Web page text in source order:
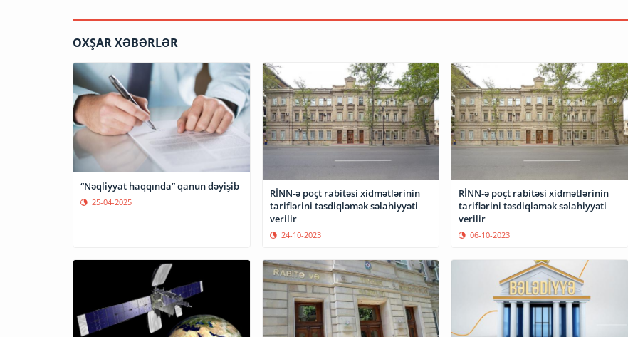
OXŞAR XƏBƏRLƏR
“Nəqliyyat haqqında” qanun dəyişib
25-04-2025
RİNN-ə poçt rabitəsi xidmətlərinin
tariflərini təsdiqləmək səlahiyyəti
verilir
24-10-2023
RİNN-ə poçt rabitəsi xidmətlərinin
tariflərini təsdiqləmək səlahiyyəti
verilir
06-10-2023